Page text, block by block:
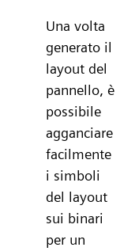
Una volta
generato il
layout del
pannello, è
possibile
agganciare
facilmente
i simboli
del layout
sui binari
per un